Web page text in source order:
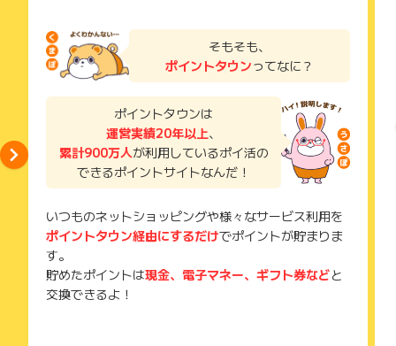
読みください。
お申し込みやお買い物後、利用したサイトから送られる購入完
獲得待ち・獲得失敗の状態でお問い合わせされる際に、該当の
メールを送っていただく場合がございます。
そのため、紛失・破棄された場合は対応いたしかねますので、
ご注意ください。
広告に遷移しない場合は掲載が終了となっておりポイントが獲
得できませんので、ご注意くださいませ。
そもそも、
ポイントタウンってなに？
ポイントタウンは
運営実績20年以上、
累計900万人が利用しているポイ活の
できるポイントサイトなんだ！
いつものネットショッピングや様々なサービス利用を
ポイントタウン経由にするだけでポイントが貯まりま
す。
貯めたポイントは現金、電子マネー、ギフト券などと
交換できるよ！